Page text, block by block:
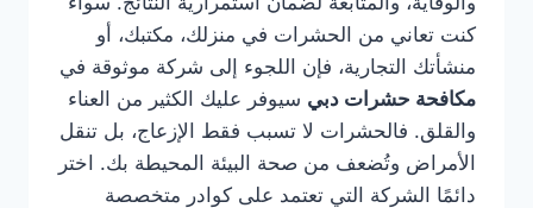
كنت تعاني من الحشرات في منزلك، مكتبك، أو
منشأتك التجارية، فإن اللجوء إلى شركة موثوقة في
مكافحة حشرات دبي سيوفر عليك الكثير من العناء
والقلق. فالحشرات لا تسبب فقط الإزعاج، بل تنقل
الأمراض وتُضعف من صحة البيئة المحيطة بك. اختر
دائمًا الشركة التي تعتمد على كوادر متخصصة